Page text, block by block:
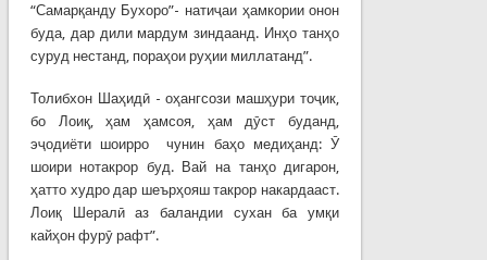
“Самарқанду Бухоро”- натиҷаи ҳамкории онон
буда, дар дили мардум зиндаанд. Инҳо танҳо
суруд нестанд, пораҳои руҳии миллатанд”.
Толибхон Шаҳидӣ - оҳангсози машҳури тоҷик,
бо Лоиқ, ҳам ҳамсоя, ҳам дӯст буданд,
эҷодиёти шоирро чунин баҳо медиҳанд: Ӯ
шоири нотакрор буд. Вай на танҳо дигарон,
ҳатто худро дар шеърҳояш такрор накардааст.
Лоиқ Шералӣ аз баландии сухан ба умқи
кайҳон фурӯ рафт”.